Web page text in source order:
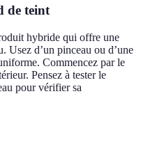
de teint
hybride qui offre une
Usez d’un pinceau ou d’une
Commencez par le
Pensez à tester le
pour vérifier sa